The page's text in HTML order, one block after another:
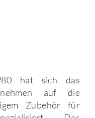
hat sich das
auf die
Zubehör für